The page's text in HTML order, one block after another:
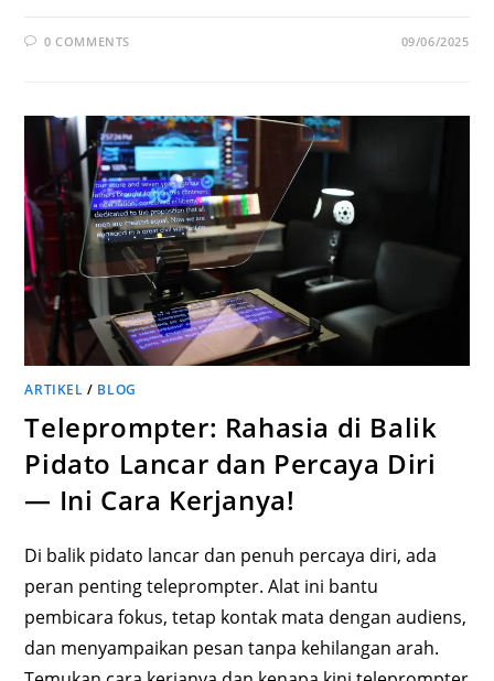
0 COMMENTS 09/06/2025
ARTIKEL / BLOG
Teleprompter: Rahasia di Balik
Pidato Lancar dan Percaya Diri
— Ini Cara Kerjanya!
Di balik pidato lancar dan penuh percaya diri, ada
peran penting teleprompter. Alat ini bantu
pembicara fokus, tetap kontak mata dengan audiens,
dan menyampaikan pesan tanpa kehilangan arah.